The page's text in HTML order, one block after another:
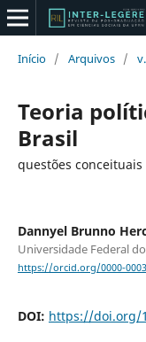
Início / Arquivos /
Teoria
Brasil
questões conceituais
Dannyel Brunno
Universidade Federal
https://orcid.org/0000-
DOI: https://doi.org/